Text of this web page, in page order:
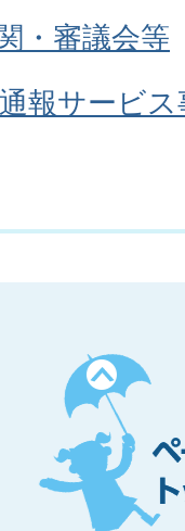
・審議会等
報サービ
ペ
ー
ジ
ト